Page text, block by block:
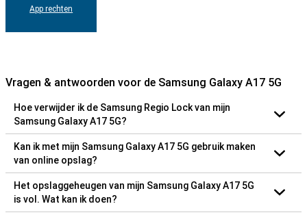
App rechten
Vragen & antwoorden voor de Samsung Galaxy A17 5G
Hoe verwijder ik de Samsung Regio Lock van mijn
Samsung Galaxy A17 5G?
Kan ik met mijn Samsung Galaxy A17 5G gebruik maken
van online opslag?
Het opslaggeheugen van mijn Samsung Galaxy A17 5G
is vol. Wat kan ik doen?